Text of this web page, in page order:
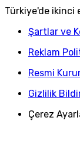
Türkiye'de ikinci
Şartlar ve
Reklam
Resmi
Gizlilik
Çerez